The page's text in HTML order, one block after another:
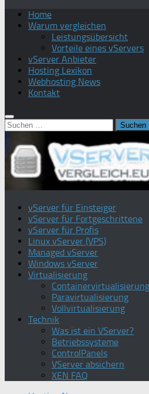
Home
Warum vergleichen
Leistungsübersicht
Vorteile eines vServers
vServer Anbieter
Hosting Lexikon
Webhosting News
Kontakt
Suchen
nach:
vServer für Einsteiger
vServer für Fortgeschrittene
vServer für Profis
Linux vServer (VPS)
Managed vServer
Windows vServer
Virtualisierung
Containervirtualisierung
Paravirtualisierung
Vollvirtualisierung
Technik
Was ist ein VServer?
Betriebssysteme
ControlPanels
VServer absichern
XEN FAQ